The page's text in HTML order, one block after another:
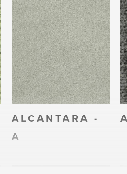
ALCANTARA -
A